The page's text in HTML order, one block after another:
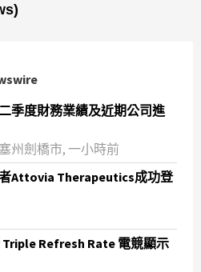
季度財務業績及近期公司進
州劍橋市, 一小時前
Attovia Therapeutics成功登
Triple Refresh Rate 電競顯示